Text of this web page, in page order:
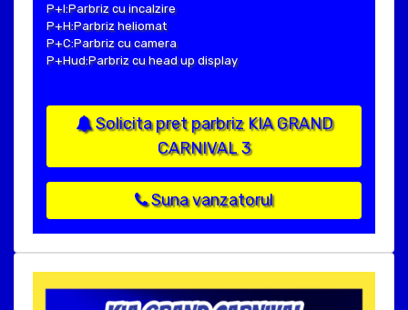
P+I:Parbriz cu incalzire
P+H:Parbriz heliomat
P+C:Parbriz cu camera
P+Hud:Parbriz cu head up display
Solicita pret parbriz KIA GRAND
CARNIVAL 3
Suna vanzatorul